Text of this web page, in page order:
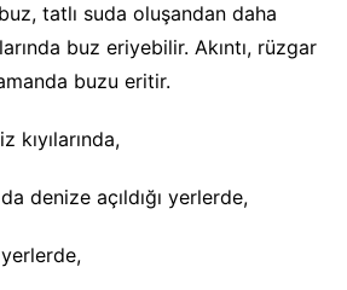
tatlı suda oluşandan daha
buz eriyebilir. Akıntı, rüzgar
buzu eritir.
kıyılarında,
denize açıldığı yerlerde,
yerlerde,